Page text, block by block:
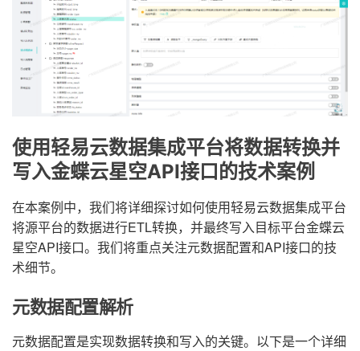
使用轻易云数据集成平台将数据转换并
写入金蝶云星空API接口的技术案例
在本案例中，我们将详细探讨如何使用轻易云数据集成平台
将源平台的数据进行ETL转换，并最终写入目标平台金蝶云
星空API接口。我们将重点关注元数据配置和API接口的技
术细节。
元数据配置解析
元数据配置是实现数据转换和写入的关键。以下是一个详细